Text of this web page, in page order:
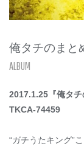
俺タチのまと
ALBUM
2017.1.25『俺タ
TKCA-74459
“ガチうたキング”